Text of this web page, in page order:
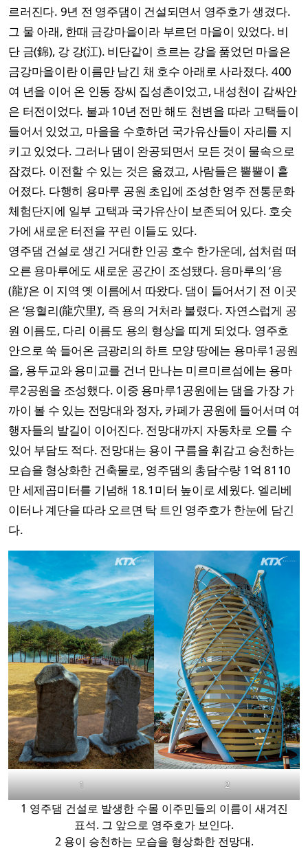
르러진다. 9년 전 영주댐이 건설되면서 영주호가 생겼다.
그 물 아래, 한때 금강마을이라 부르던 마을이 있었다. 비
단 금(錦), 강 강(江). 비단같이 흐르는 강을 품었던 마을은
금강마을이란 이름만 남긴 채 호수 아래로 사라졌다. 400
여 년을 이어 온 인동 장씨 집성촌이었고, 내성천이 감싸안
은 터전이었다. 불과 10년 전만 해도 천변을 따라 고택들이
들어서 있었고, 마을을 수호하던 국가유산들이 자리를 지
키고 있었다. 그러나 댐이 완공되면서 모든 것이 물속으로
잠겼다. 이전할 수 있는 것은 옮겼고, 사람들은 뿔뿔이 흩
어졌다. 다행히 용마루 공원 초입에 조성한 영주 전통문화
체험단지에 일부 고택과 국가유산이 보존되어 있다. 호숫
가에 새로운 터전을 꾸린 이들도 있다.
영주댐 건설로 생긴 거대한 인공 호수 한가운데, 섬처럼 떠
오른 용마루에도 새로운 공간이 조성됐다. 용마루의 ‘용
(龍)’은 이 지역 옛 이름에서 따왔다. 댐이 들어서기 전 이곳
은 ‘용혈리(龍穴里)’, 즉 용의 거처라 불렸다. 자연스럽게 공
원 이름도, 다리 이름도 용의 형상을 띠게 되었다. 영주호
안으로 쑥 들어온 금광리의 하트 모양 땅에는 용마루1공원
을, 용두교와 용미교를 건너 만나는 미르미르섬에는 용마
루2공원을 조성했다. 이중 용마루1공원에는 댐을 가장 가
까이 볼 수 있는 전망대와 정자, 카페가 공원에 들어서며 여
행자들의 발길이 이어진다. 전망대까지 자동차로 오를 수
있어 부담도 적다. 전망대는 용이 구름을 휘감고 승천하는
모습을 형상화한 건축물로, 영주댐의 총담수량 1억 8110
만 세제곱미터를 기념해 18.1미터 높이로 세웠다. 엘리베
이터나 계단을 따라 오르면 탁 트인 영주호가 한눈에 담긴
다.
1 2
1 영주댐 건설로 발생한 수몰 이주민들의 이름이 새겨진
표석. 그 앞으로 영주호가 보인다.
2 용이 승천하는 모습을 형상화한 전망대.